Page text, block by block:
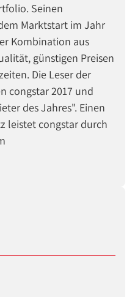
Seinen
Marktstart im Jahr
Kombination aus
günstigen Preisen
Die Leser der
congstar 2017 und
des Jahres". Einen
leistet congstar durch